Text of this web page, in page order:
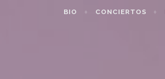
BIO CONCIERTOS